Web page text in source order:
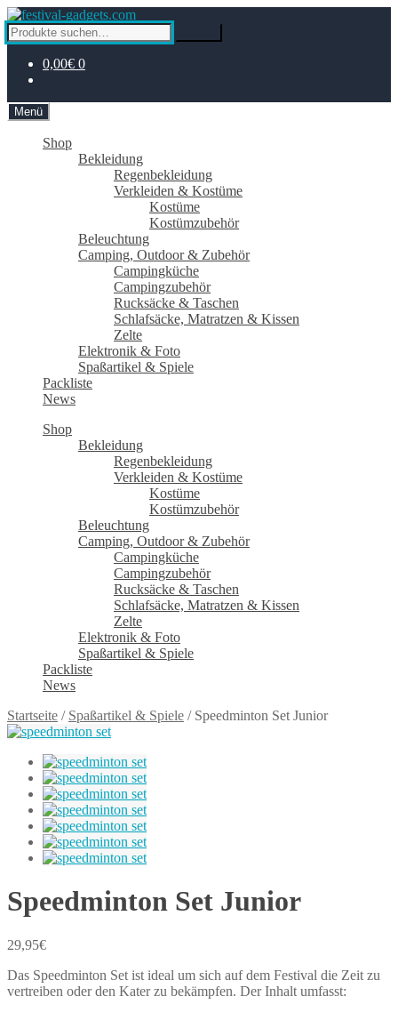
Zur
Navigation
springen
Zum
Inhalt
springen
Suche
nach:
0,00€ 0
Menü
Shop
Bekleidung
Regenbekleidung
Verkleiden & Kostüme
Kostüme
Kostümzubehör
Beleuchtung
Camping, Outdoor & Zubehör
Campingküche
Campingzubehör
Rucksäcke & Taschen
Schlafsäcke, Matratzen & Kissen
Zelte
Elektronik & Foto
Spaßartikel & Spiele
Packliste
News
Shop
Bekleidung
Regenbekleidung
Verkleiden & Kostüme
Kostüme
Kostümzubehör
Beleuchtung
Camping, Outdoor & Zubehör
Campingküche
Campingzubehör
Rucksäcke & Taschen
Schlafsäcke, Matratzen & Kissen
Zelte
Elektronik & Foto
Spaßartikel & Spiele
Packliste
News
Startseite / Spaßartikel & Spiele / Speedminton Set Junior
Speedminton Set Junior
29,95€
Das Speedminton Set ist ideal um sich auf dem Festival die Zeit zu
vertreiben oder den Kater zu bekämpfen. Der Inhalt umfasst: